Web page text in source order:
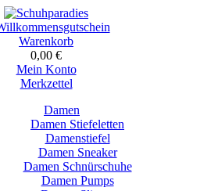
Warenkorb
0,00 €
Mein Konto
Merkzettel
Damen
Damen Stiefeletten
Damenstiefel
Damen Sneaker
Damen Schnürschuhe
Damen Pumps